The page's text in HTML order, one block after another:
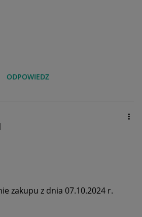
ODPOWIEDZ
zakupu z dnia 07.10.2024 r.